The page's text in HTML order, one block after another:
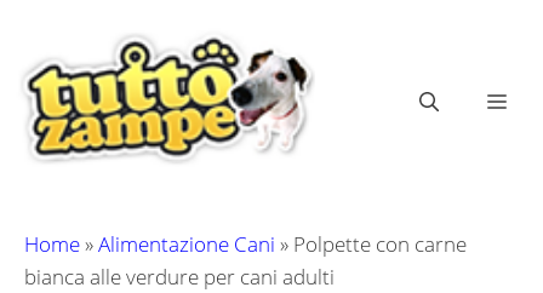
contenuto
Home»Alimentazione Cani » Polpette con carne
bianca alle verdure per cani adulti